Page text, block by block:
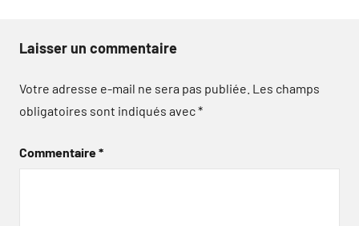
Laisser un commentaire
Votre adresse e-mail ne sera pas publiée. Les champs
obligatoires sont indiqués avec*
Commentaire*